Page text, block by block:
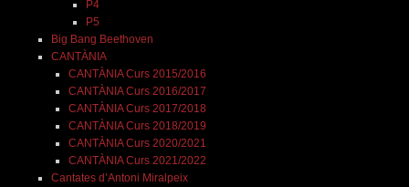
P4
P5
Big Bang Beethoven
CANTÀNIA
CANTÀNIA Curs 2015/2016
CANTÀNIA Curs 2016/2017
CANTÀNIA Curs 2017/2018
CANTÀNIA Curs 2018/2019
CANTÀNIA Curs 2020/2021
CANTÀNIA Curs 2021/2022
Cantates d’Antoni Miralpeix